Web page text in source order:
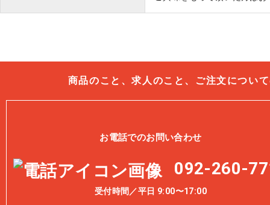
商品のこと、求人のこと、ご注文につい
お電話でのお問い合わせ
092-260-
受付時間／平日 9:00〜17:00